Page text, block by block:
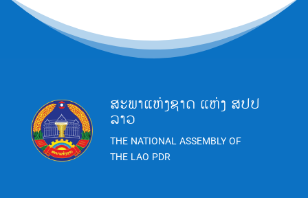
ສະພາແຫ່ງຊາດ ແຫ່ງ ສປປ
ລາວ
THE NATIONAL ASSEMBLY OF
THE LAO PDR